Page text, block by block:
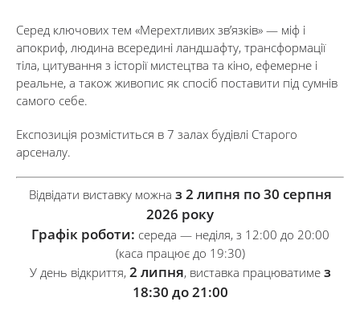
Серед ключових тем «Мерехтливих звʼязків» — міф і
апокриф, людина всередині ландшафту, трансформації
тіла, цитування з історії мистецтва та кіно, ефемерне і
реальне, а також живопис як спосіб поставити під сумнів
самого себе.
Експозиція розміститься в 7 залах будівлі Старого
арсеналу.
Відвідати виставку можна з 2 липня по 30 серпня
2026 року
Графік роботи: середа — неділя, з 12:00 до 20:00
(каса працює до 19:30)
У день відкриття, 2 липня, виставка працюватиме з
18:30 до 21:00